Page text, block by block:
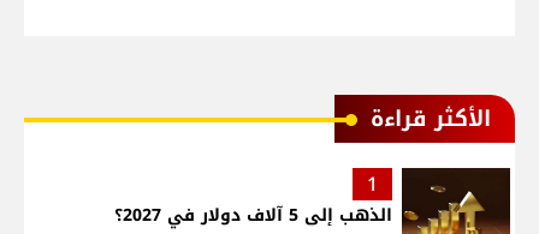
الأكثر قراءة
1
الذهب إلى 5 آلاف دولار في 2027؟